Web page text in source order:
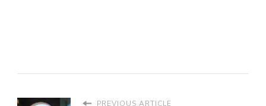
PREVIOUS ARTICLE